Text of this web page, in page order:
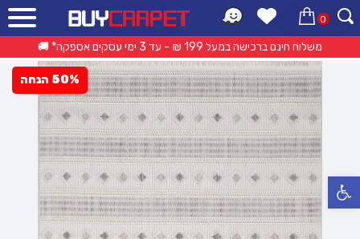
פתח סרגל נגישות
משלוח חינם ברכישה במעל 199 ₪ - עד 3 ימי עסקים אספקה* 🚚
0
»קטלוג מוצרים»שטיחים מודרניים» שטיח אגרה – FH69A
50% הנחה